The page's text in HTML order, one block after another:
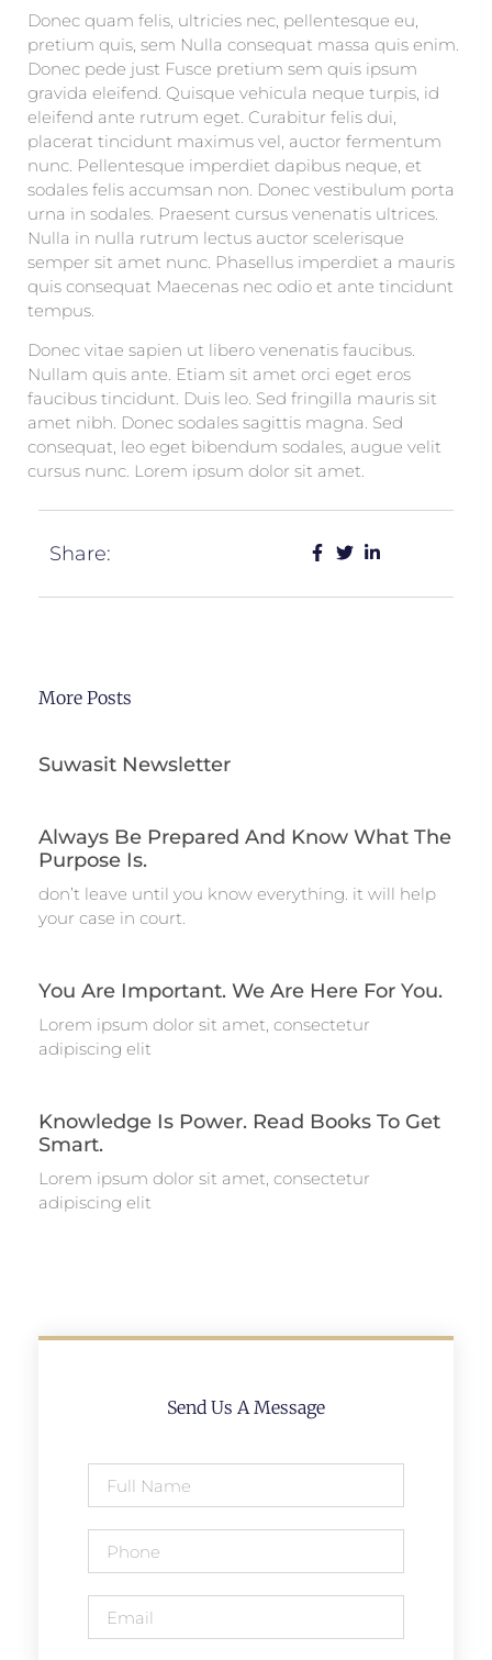
Donec quam felis, ultricies nec, pellentesque eu,
pretium quis, sem Nulla consequat massa quis enim.
Donec pede just Fusce pretium sem quis ipsum
gravida eleifend. Quisque vehicula neque turpis, id
eleifend ante rutrum eget. Curabitur felis dui,
placerat tincidunt maximus vel, auctor fermentum
nunc. Pellentesque imperdiet dapibus neque, et
sodales felis accumsan non. Donec vestibulum porta
urna in sodales. Praesent cursus venenatis ultrices.
Nulla in nulla rutrum lectus auctor scelerisque
semper sit amet nunc. Phasellus imperdiet a mauris
quis consequat Maecenas nec odio et ante tincidunt
tempus.
Donec vitae sapien ut libero venenatis faucibus.
Nullam quis ante. Etiam sit amet orci eget eros
faucibus tincidunt. Duis leo. Sed fringilla mauris sit
amet nibh. Donec sodales sagittis magna. Sed
consequat, leo eget bibendum sodales, augue velit
cursus nunc. Lorem ipsum dolor sit amet.
Share:
More Posts
Suwasit Newsletter
Always Be Prepared And Know What The
Purpose Is.
don’t leave until you know everything. it will help
your case in court.
You Are Important. We Are Here For You.
Lorem ipsum dolor sit amet, consectetur
adipiscing elit
Knowledge Is Power. Read Books To Get
Smart.
Lorem ipsum dolor sit amet, consectetur
adipiscing elit
Send Us A Message